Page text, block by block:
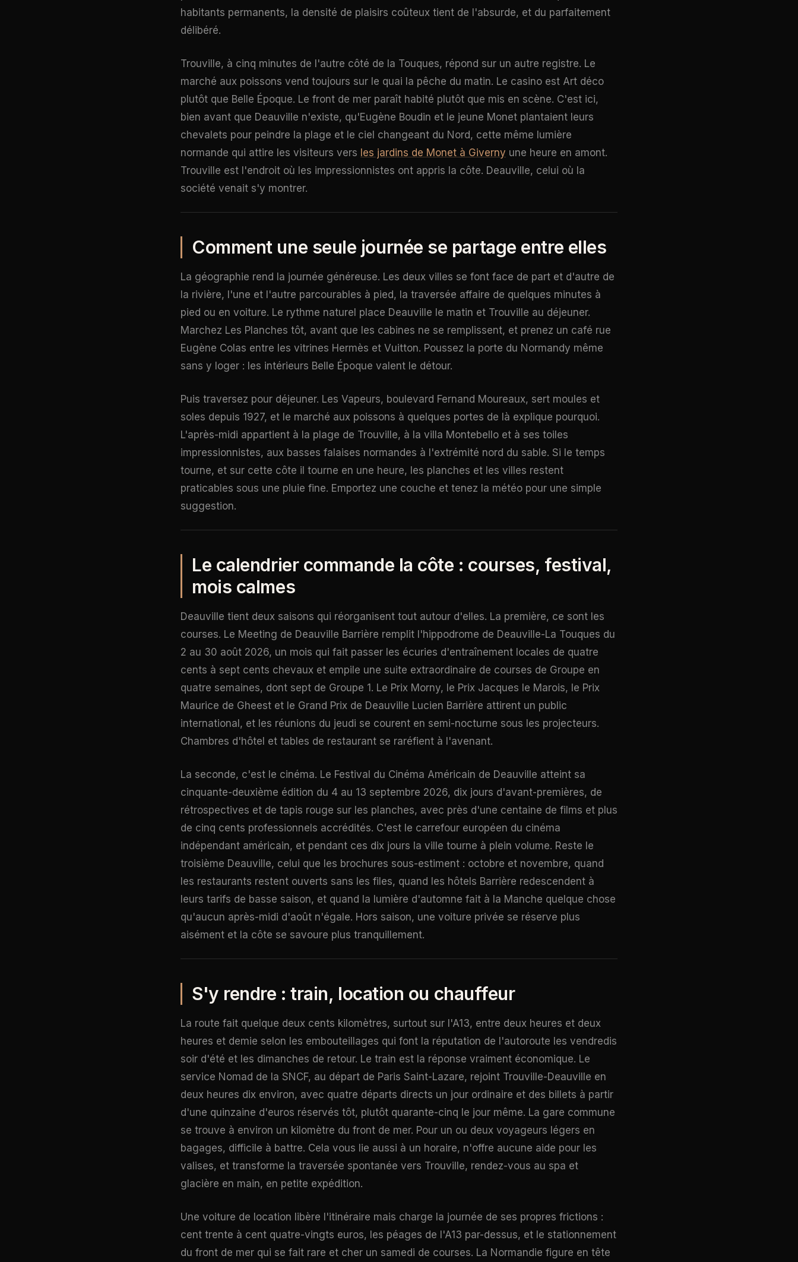
habitants permanents, la densité de plaisirs coûteux tient de l'absurde, et du parfaitement
délibéré.
Trouville, à cinq minutes de l'autre côté de la Touques, répond sur un autre registre. Le
marché aux poissons vend toujours sur le quai la pêche du matin. Le casino est Art déco
plutôt que Belle Époque. Le front de mer paraît habité plutôt que mis en scène. C'est ici,
bien avant que Deauville n'existe, qu'Eugène Boudin et le jeune Monet plantaient leurs
chevalets pour peindre la plage et le ciel changeant du Nord, cette même lumière
normande qui attire les visiteurs vers les jardins de Monet à Giverny une heure en amont.
Trouville est l'endroit où les impressionnistes ont appris la côte. Deauville, celui où la
société venait s'y montrer.
Comment une seule journée se partage entre elles
La géographie rend la journée généreuse. Les deux villes se font face de part et d'autre de
la rivière, l'une et l'autre parcourables à pied, la traversée affaire de quelques minutes à
pied ou en voiture. Le rythme naturel place Deauville le matin et Trouville au déjeuner.
Marchez Les Planches tôt, avant que les cabines ne se remplissent, et prenez un café rue
Eugène Colas entre les vitrines Hermès et Vuitton. Poussez la porte du Normandy même
sans y loger : les intérieurs Belle Époque valent le détour.
Puis traversez pour déjeuner. Les Vapeurs, boulevard Fernand Moureaux, sert moules et
soles depuis 1927, et le marché aux poissons à quelques portes de là explique pourquoi.
L'après-midi appartient à la plage de Trouville, à la villa Montebello et à ses toiles
impressionnistes, aux basses falaises normandes à l'extrémité nord du sable. Si le temps
tourne, et sur cette côte il tourne en une heure, les planches et les villes restent
praticables sous une pluie fine. Emportez une couche et tenez la météo pour une simple
suggestion.
Le calendrier commande la côte : courses, festival,
mois calmes
Deauville tient deux saisons qui réorganisent tout autour d'elles. La première, ce sont les
courses. Le Meeting de Deauville Barrière remplit l'hippodrome de Deauville-La Touques du
2 au 30 août 2026, un mois qui fait passer les écuries d'entraînement locales de quatre
cents à sept cents chevaux et empile une suite extraordinaire de courses de Groupe en
quatre semaines, dont sept de Groupe 1. Le Prix Morny, le Prix Jacques le Marois, le Prix
Maurice de Gheest et le Grand Prix de Deauville Lucien Barrière attirent un public
international, et les réunions du jeudi se courent en semi-nocturne sous les projecteurs.
Chambres d'hôtel et tables de restaurant se raréfient à l'avenant.
La seconde, c'est le cinéma. Le Festival du Cinéma Américain de Deauville atteint sa
cinquante-deuxième édition du 4 au 13 septembre 2026, dix jours d'avant-premières, de
rétrospectives et de tapis rouge sur les planches, avec près d'une centaine de films et plus
de cinq cents professionnels accrédités. C'est le carrefour européen du cinéma
indépendant américain, et pendant ces dix jours la ville tourne à plein volume. Reste le
troisième Deauville, celui que les brochures sous-estiment : octobre et novembre, quand
les restaurants restent ouverts sans les files, quand les hôtels Barrière redescendent à
leurs tarifs de basse saison, et quand la lumière d'automne fait à la Manche quelque chose
qu'aucun après-midi d'août n'égale. Hors saison, une voiture privée se réserve plus
aisément et la côte se savoure plus tranquillement.
S'y rendre : train, location ou chauffeur
La route fait quelque deux cents kilomètres, surtout sur l'A13, entre deux heures et deux
heures et demie selon les embouteillages qui font la réputation de l'autoroute les vendredis
soir d'été et les dimanches de retour. Le train est la réponse vraiment économique. Le
service Nomad de la SNCF, au départ de Paris Saint-Lazare, rejoint Trouville-Deauville en
deux heures dix environ, avec quatre départs directs un jour ordinaire et des billets à partir
d'une quinzaine d'euros réservés tôt, plutôt quarante-cinq le jour même. La gare commune
se trouve à environ un kilomètre du front de mer. Pour un ou deux voyageurs légers en
bagages, difficile à battre. Cela vous lie aussi à un horaire, n'offre aucune aide pour les
valises, et transforme la traversée spontanée vers Trouville, rendez-vous au spa et
glacière en main, en petite expédition.
Une voiture de location libère l'itinéraire mais charge la journée de ses propres frictions :
cent trente à cent quatre-vingts euros, les péages de l'A13 par-dessus, et le stationnement
du front de mer qui se fait rare et cher un samedi de courses. La Normandie figure en tête